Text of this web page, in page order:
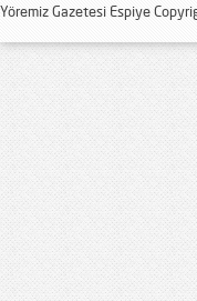
Yöremiz Gazetesi Espiye